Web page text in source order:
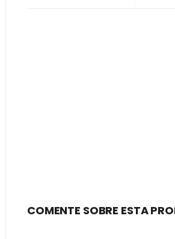
COMENTE SOBRE ESTA